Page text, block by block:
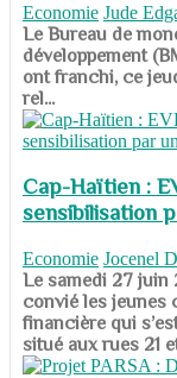
Economie Jude
​​​​​​​Le Bureau de
développement
ont franchi, ce
rel...
Cap-Haïtien :
sensibilisation
Economie Jocenel
Le samedi 27 juin
convié les jeunes
financière qui
situé aux rues 21